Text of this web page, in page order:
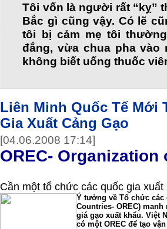
Tôi vốn là người rất “kỵ”
Bắc gì cũng vậy. Có lẽ
tôi bị cảm mẹ tôi
đắng, vừa chua pha
không biết uống thuốc
Liên Minh Quốc Tế Mới
Gia Xuất Cảng Gạo
[04.06.2008 17:14]
OREC-
Cần một tổ chức các quốc gia
Ý tưởng về Tổ chức các
Countries- OREC)
giá gạo xuất khẩu. Việt
có một OREC để tạo